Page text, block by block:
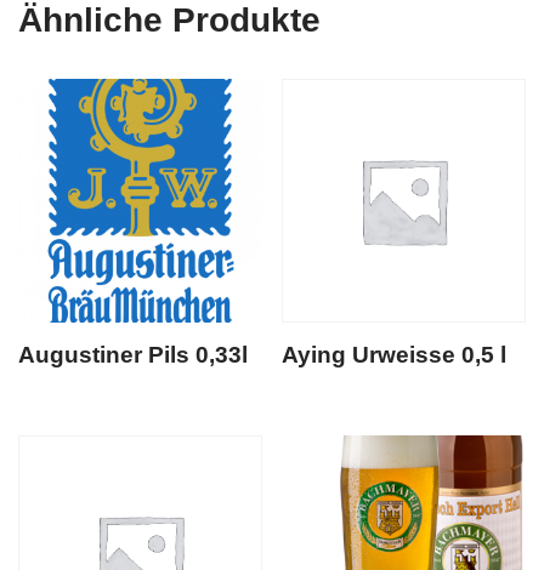
Ähnliche Produkte
Augustiner Pils 0,33l Aying Urweisse 0,5 l